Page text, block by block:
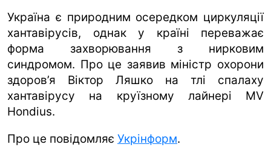
Україна є природним осередком циркуляції
хантавірусів, однак у країні переважає
форма захворювання з нирковим
синдромом. Про це заявив міністр охорони
здоров’я Віктор Ляшко на тлі спалаху
хантавірусу на круїзному лайнері MV
Hondius.
Про це повідомляє Укрінформ.